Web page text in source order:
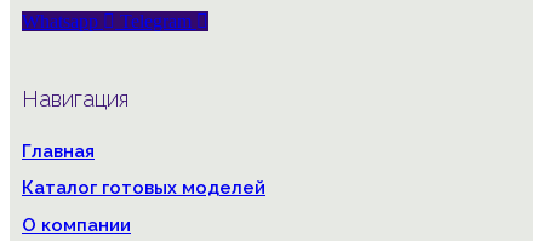
Whatsapp Telegram
Навигация
Главная
Каталог готовых моделей
О компании